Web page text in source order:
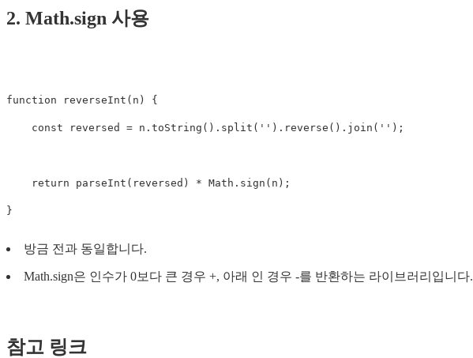
2. Math.sign 사용
function reverseInt ( n ) {
const reversed = n . toString (). split ( '' ). reverse (). join ( '' );
return parseInt ( reversed ) * Math . sign ( n );
}
방금 전과 동일합니다.
Math.sign은 인수가 0보다 큰 경우 +, 아래 인 경우 -를 반환하는 라이브러리입니다.
참고 링크